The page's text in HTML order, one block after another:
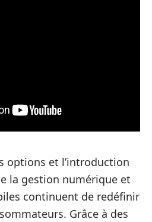
options et l’introduction
la gestion numérique et
continuent de redéfinir
Grâce à des